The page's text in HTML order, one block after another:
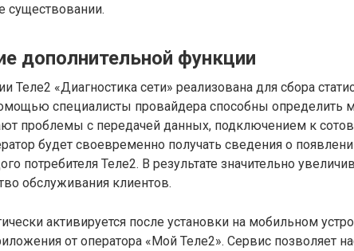
существовании.
дополнительной функции
Теле2 «Диагностика сети» реализована для сбора
специалисты провайдера способны определить
проблемы с передачей данных, подключением к
будет своевременно получать сведения о
потребителя Теле2. В результате значительно
обслуживания клиентов.
активируется после установки на мобильном
от оператора «Мой Теле2». Сервис позволяет